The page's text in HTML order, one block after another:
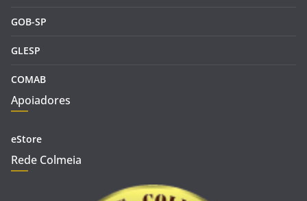
GOB-SP
GLESP
COMAB
Apoiadores
eStore
Rede Colmeia